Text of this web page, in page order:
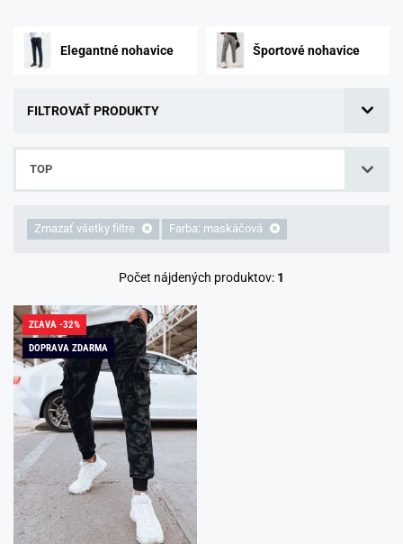
Elegantné nohavice Športové nohavice
FILTROVAŤ PRODUKTY
TOP
Zmazať všetky filtre Farba: maskáčová
Počet nájdených produktov: 1
ZĽAVA -32%
DOPRAVA ZDARMA